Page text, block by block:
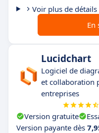
Voir plus de détails
En
Lucidchart
Logiciel de
et collaboration
entreprises
Version gratuite
Version payante dès